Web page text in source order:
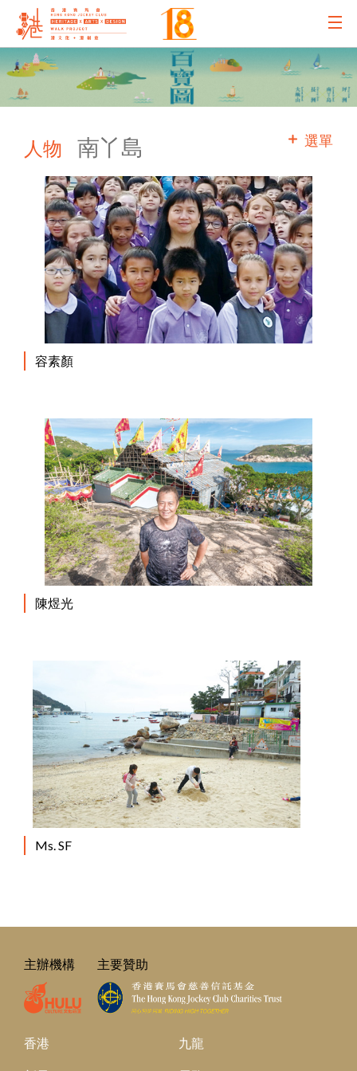
主辦機構
主要贊助
選單
人物 南丫島
容素顏
陳煜光
Ms. SF
主辦機構 主要贊助
香港 九龍